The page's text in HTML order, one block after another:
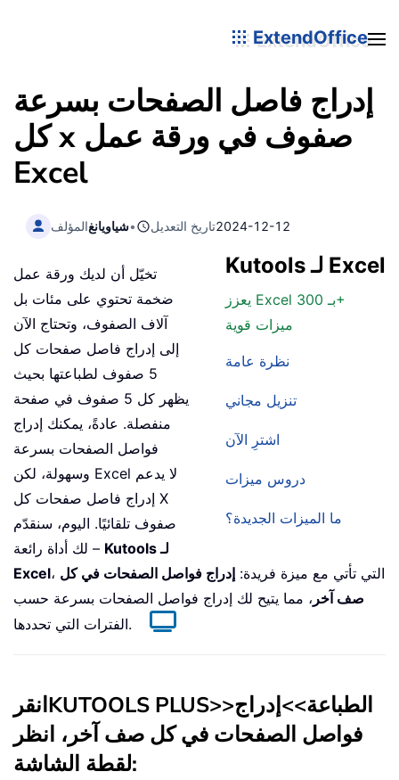
ExtendOffice
إدراج فاصل الصفحات بسرعة
كل x صفوف في ورقة عمل
Excel
المؤلفشياويانغ• تاريخ التعديل2024-12-12
Kutools لـ Excel
يعزز Excel بـ 300+
ميزات قوية
نظرة عامة
تنزيل مجاني
اشترِ الآن
دروس ميزات
ما الميزات الجديدة؟
تخيّل أن لديك ورقة عمل
ضخمة تحتوي على مئات بل
آلاف الصفوف، وتحتاج الآن
إلى إدراج فاصل صفحات كل
5 صفوف لطباعتها بحيث
يظهر كل 5 صفوف في صفحة
منفصلة. عادةً، يمكنك إدراج
فواصل الصفحات بسرعة
وسهولة، لكن Excel لا يدعم
إدراج فاصل صفحات كل X
صفوف تلقائيًا. اليوم، سنقدّم
لك أداة رائعة – Kutools لـ
Excel
، التي تأتي مع ميزة فريدة: إدراج فواصل الصفحات في كل
صف آخر ، مما يتيح لك إدراج فواصل الصفحات بسرعة حسب
الفترات التي تحددها.
انقرKUTOOLS PLUS>> الطباعة>>إدراج
فواصل الصفحات في كل صف آخر ، انظر
لقطة الشاشة: